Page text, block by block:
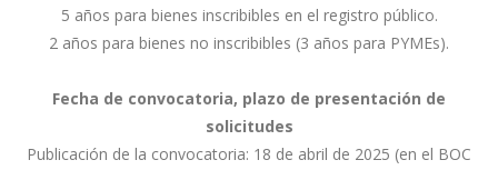
5 años para bienes inscribibles en el registro público.
2 años para bienes no inscribibles (3 años para PYMEs).
Fecha de convocatoria, plazo de presentación de
solicitudes
Publicación de la convocatoria: 18 de abril de 2025 (en el BOC